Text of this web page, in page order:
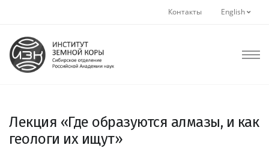
Контакты English
Лекция «Где образуются алмазы, и как
геологи их ищут»